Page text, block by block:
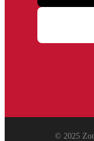
© 2025